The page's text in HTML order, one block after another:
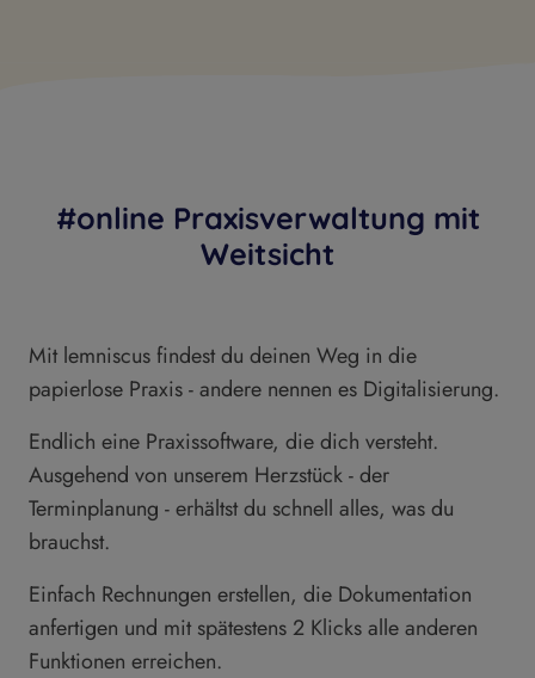
#online Praxisverwaltung mit
Weitsicht
Mit lemniscus findest du deinen Weg in die
papierlose Praxis - andere nennen es Digitalisierung.
Endlich eine Praxissoftware, die dich versteht.
Ausgehend von unserem Herzstück - der
Terminplanung - erhältst du schnell alles, was du
brauchst.
Einfach Rechnungen erstellen, die Dokumentation
anfertigen und mit spätestens 2 Klicks alle anderen
Funktionen erreichen.